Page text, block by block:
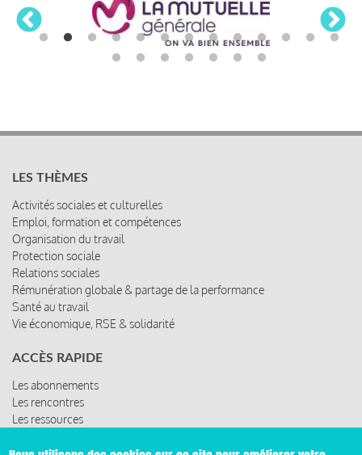
LES THÈMES
Activités sociales et culturelles
Emploi, formation et compétences
Organisation du travail
Protection sociale
Relations sociales
Rémunération globale & partage de la performance
Santé au travail
Vie économique, RSE & solidarité
ACCÈS RAPIDE
Les abonnements
Les rencontres
Les ressources